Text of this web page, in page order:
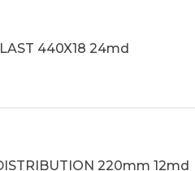
440X18 24md
220mm 12md